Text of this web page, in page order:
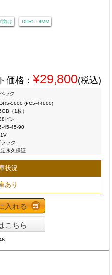
向け DDR5 DIMM
価格： ¥29,800(税込)
ック
5600 (PC5-44800)
（1枚）
ピン
45-45-90
ラック
定永久保証
状況
あり
入れる
こちら